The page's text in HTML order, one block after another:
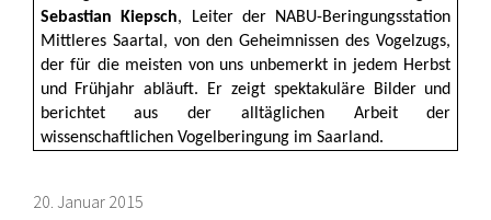
Sebastian Kiepsch, Leiter der NABU-Beringungsstation
Mittleres Saartal, von den Geheimnissen des Vogelzugs,
der für die meisten von uns unbemerkt in jedem Herbst
und Frühjahr abläuft. Er zeigt spektakuläre Bilder und
berichtet aus der alltäglichen Arbeit der
wissenschaftlichen Vogelberingung im Saarland.
20. Januar 2015